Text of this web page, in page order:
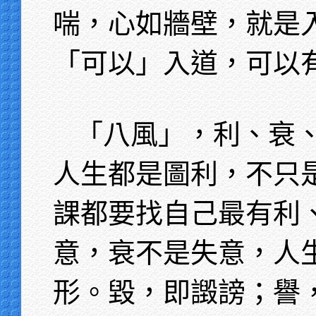
喘，心如牆壁，就是
「可以」入道，可
「八風」，利、衰
人生都是圖利，不只
課都要找自己最有利
意，衰不是失意，人
形。毀，即譭謗；譽